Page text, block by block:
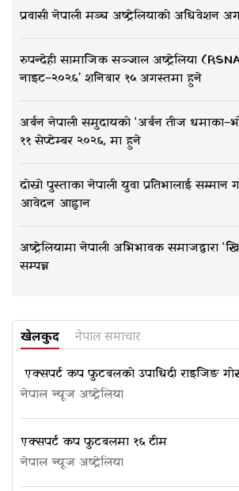
प्रवासी नेपाली मञ्च अष्ट्रेलियाको अधिवेशन
रुपन्देही सामाजिक सञ्जाल अष्ट्रेलिया
नाइट–२०२६’ शनिबार १५ अगस्तमा हुने
अर्बन नेपाली समुदायको ‘अर्बन तीज
११ सेप्टेम्बर २०२६, मा हुने
दोस्रो पुस्ताका नेपाली युवा प्रतिभालाई
आवेदन आह्वान
अष्ट्रेलियामा नेपाली अभिभावक समाजद्वारा
सम्पन्न
खेलकुद नेपाल समाचार
एक्सपर्ट कप फुटबलको उपाधि दी राइजिङ
नेपाल न्यूज अष्ट्रेलिया
एक्सपर्ट कप फुटबलमा १६ टीम
नेपाल न्यूज अष्ट्रेलिया